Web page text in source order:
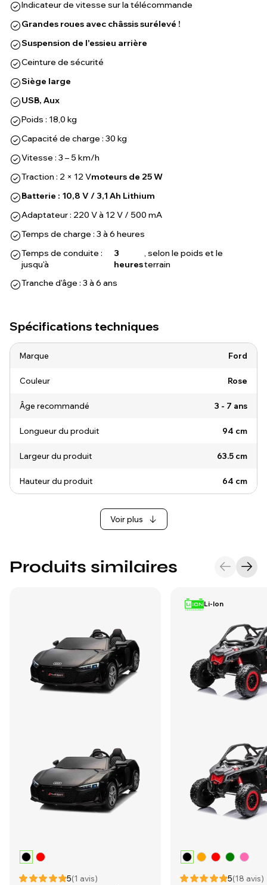
Indicateur de vitesse sur la télécommande
Grandes roues avec châssis surélevé !
Suspension de l'essieu arrière
Ceinture de sécurité
Siège large
USB, Aux
Poids : 18,0 kg
Capacité de charge : 30 kg
Vitesse : 3 – 5 km/h
Traction : 2 × 12 Vmoteurs de 25 W
Batterie : 10,8 V / 3,1 Ah Lithium
Adaptateur : 220 V à 12 V / 500 mA
Temps de charge : 3 à 6 heures
Temps de conduite :
jusqu'à
3
heures
, selon le poids et le
terrain
Tranche d'âge : 3 à 6 ans
Spécifications techniques
Marque Ford
Couleur Rose
Âge recommandé 3 - 7 ans
Longueur du produit 94 cm
Largeur du produit 63.5 cm
Hauteur du produit 64 cm
Voir plus
Produits similaires
5(1 avis)
Li-Ion
5(18 avis)